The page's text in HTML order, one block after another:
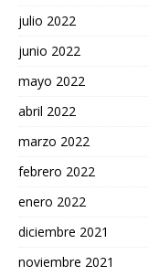
julio 2022
junio 2022
mayo 2022
abril 2022
marzo 2022
febrero 2022
enero 2022
diciembre 2021
noviembre 2021